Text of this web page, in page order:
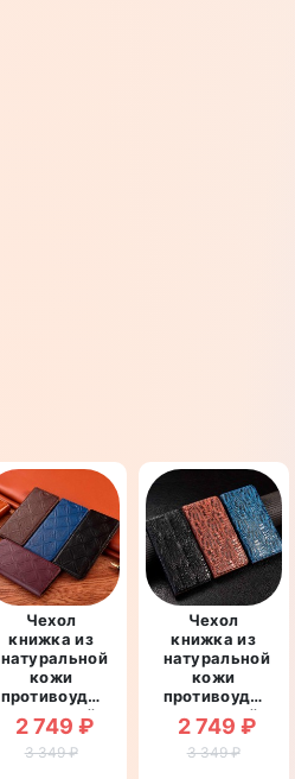
Чехол
книжка из
натуральной
кожи
противоударный
магнитный
для OnePlus
Ace 2 / 11R
2 749 ₽
3 349 ₽
Чехол
книжка из
натуральной
кожи
противоударный
магнитный
для OnePlus
Ace 2 / 11R
2 749 ₽
3 349 ₽